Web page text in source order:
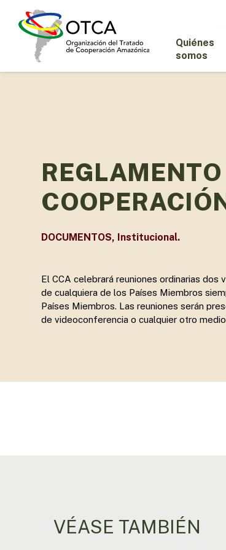
Presione enter para buscar o ESC para
Quiénes
somos
DOCUMENTOS, Institucional.
El CCA celebrará reuniones ordinarias dos
de cualquiera de los Países Miembros
Países Miembros. Las reuniones serán
de videoconferencia o cualquier otro
VÉASE TAMBIÉN